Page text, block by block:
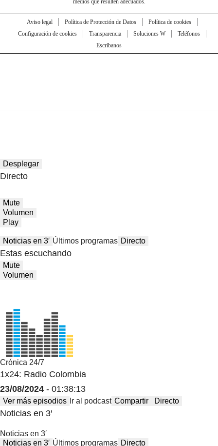
medios que resulten adecuados.
Aviso legal Política de Protección de Datos
Política de cookies
Configuración de cookies
Transparencia Soluciones W
Teléfonos
Escríbanos
Desplegar
Directo
Mute
Volumen
Play
Noticias en 3′ Últimos programas Directo
Estas escuchando
Mute
Volumen
Crónica 24/7
1x24: Radio Colombia
23/08/2024 - 01:38:13
Ver más episodios Ir al podcast Compartir Directo
Noticias en 3′
Noticias en 3′
Noticias en 3′ Últimos programas Directo